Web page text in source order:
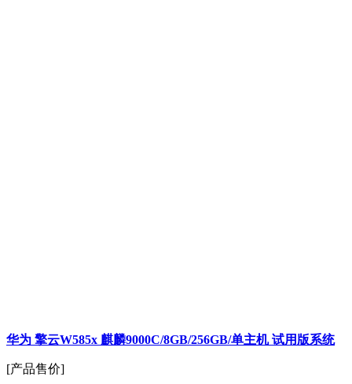
华为 擎云W585x 麒麟9000C/8GB/256GB/单主机 试用版系统
[产品售价]